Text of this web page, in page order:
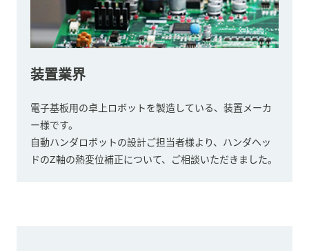
装置業界
電子基板用の卓上ロボットを製造している、装置メーカ
ー様です。
自動ハンダロボットの設計ご担当者様より、ハンダヘッ
ドのZ軸の熱変位補正について、ご相談いただきました。